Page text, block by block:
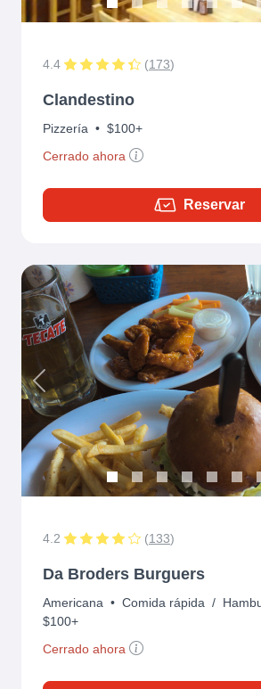
4.4 (173)
Clandestino
Pizzería • $100+
Cerrado ahora
Reservar
Previous
4.2 (133)
Da Broders Burguers
Americana • Comida rápida /
$100+
Cerrado ahora